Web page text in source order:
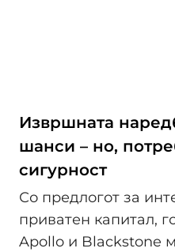
Извршната
шанси – но,
сигурност
Со предлогот за
приватен капитал,
Apollo и Blackstone